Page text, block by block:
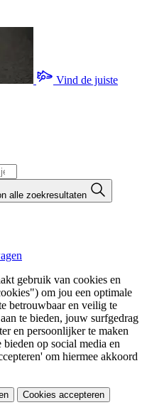
Vind de juiste
alle zoekresultaten
gebruik van cookies en
om jou een optimale
betrouwbaar en veilig te
te bieden, jouw surfgedrag
en persoonlijker te maken
bieden op social media en
om hiermee akkoord
Cookies accepteren